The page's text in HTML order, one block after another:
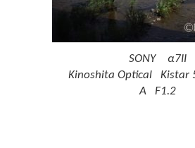
SONY α7II
Kinoshita Optical Kistar
A F1.2